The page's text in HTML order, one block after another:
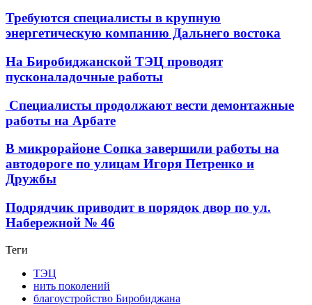
Требуются специалисты в крупную
энергетическую компанию Дальнего востока
На Биробиджанской ТЭЦ проводят
пусконаладочные работы
Специалисты продолжают вести демонтажные
работы на Арбате
В микрорайоне Сопка завершили работы на
автодороге по улицам Игоря Петренко и
Дружбы
Подрядчик приводит в порядок двор по ул.
Набережной № 46
Теги
ТЭЦ
нить поколений
благоустройство Биробиджана